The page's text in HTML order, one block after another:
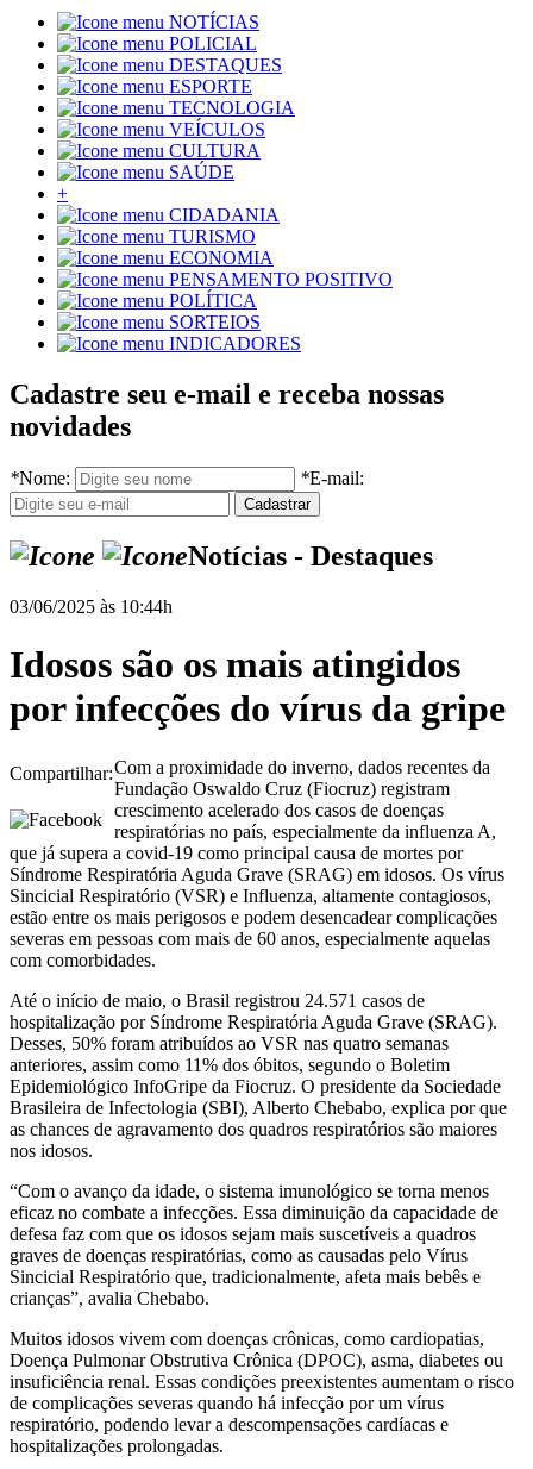
NOTÍCIAS
POLICIAL
DESTAQUES
ESPORTE
TECNOLOGIA
VEÍCULOS
CULTURA
SAÚDE
+
CIDADANIA
TURISMO
ECONOMIA
PENSAMENTO POSITIVO
POLÍTICA
SORTEIOS
INDICADORES
Cadastre seu e-mail e receba nossas
novidades
*Nome: *E-mail:
Notícias - Destaques
03/06/2025 às 10:44h
Idosos são os mais atingidos
por infecções do vírus da gripe
Compartilhar:Com a proximidade do inverno, dados recentes da
Fundação Oswaldo Cruz (Fiocruz) registram
crescimento acelerado dos casos de doenças
respiratórias no país, especialmente da influenza A,
que já supera a covid-19 como principal causa de mortes por
Síndrome Respiratória Aguda Grave (SRAG) em idosos. Os vírus
Sincicial Respiratório (VSR) e Influenza, altamente contagiosos,
estão entre os mais perigosos e podem desencadear complicações
severas em pessoas com mais de 60 anos, especialmente aquelas
com comorbidades.
Até o início de maio, o Brasil registrou 24.571 casos de
hospitalização por Síndrome Respiratória Aguda Grave (SRAG).
Desses, 50% foram atribuídos ao VSR nas quatro semanas
anteriores, assim como 11% dos óbitos, segundo o Boletim
Epidemiológico InfoGripe da Fiocruz. O presidente da Sociedade
Brasileira de Infectologia (SBI), Alberto Chebabo, explica por que
as chances de agravamento dos quadros respiratórios são maiores
nos idosos.
“Com o avanço da idade, o sistema imunológico se torna menos
eficaz no combate a infecções. Essa diminuição da capacidade de
defesa faz com que os idosos sejam mais suscetíveis a quadros
graves de doenças respiratórias, como as causadas pelo Vírus
Sincicial Respiratório que, tradicionalmente, afeta mais bebês e
crianças”, avalia Chebabo.
Muitos idosos vivem com doenças crônicas, como cardiopatias,
Doença Pulmonar Obstrutiva Crônica (DPOC), asma, diabetes ou
insuficiência renal. Essas condições preexistentes aumentam o risco
de complicações severas quando há infecção por um vírus
respiratório, podendo levar a descompensações cardíacas e
hospitalizações prolongadas.